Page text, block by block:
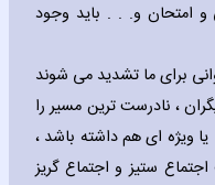
و امتحان و. . . باید وجود
برای ما تشدید می شوند
، نادرست ترین مسیر را
ویژه ای هم داشته باشد ،
ستیز و اجتماع گریز